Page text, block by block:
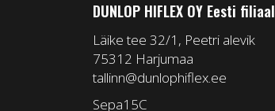
DUNLOP HIFLEX OY Eesti filiaal
Läike tee 32/1, Peetri alevik
75312 Harjumaa
tallinn@dunlophiflex.ee
Sepa15C